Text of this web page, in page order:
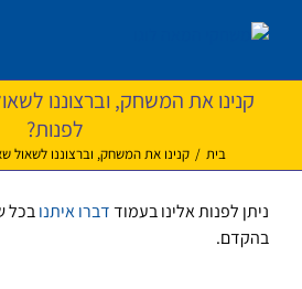
לתוכן
קנינו את המשחק, וברצוננו
לפנות?
בית / קנינו את המשחק, וברצוננו לשאול
ניתן לפנות אלינו בעמודדברו איתנובכל
בהקדם.